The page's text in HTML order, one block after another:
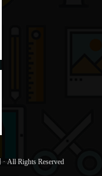
· All Rights Reserved